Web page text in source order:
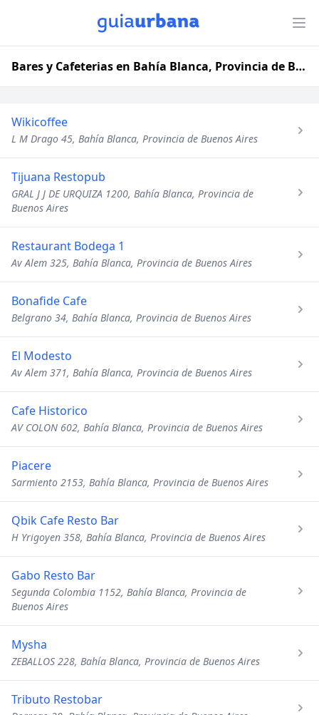
Bares y Cafeterias en Bahía Blanca, Provincia de Buenos Aires
Wikicoffee
L M Drago 45, Bahía Blanca, Provincia de Buenos Aires
Tijuana Restopub
GRAL J J DE URQUIZA 1200, Bahía Blanca, Provincia de
Buenos Aires
Restaurant Bodega 1
Av Alem 325, Bahía Blanca, Provincia de Buenos Aires
Bonafide Cafe
Belgrano 34, Bahía Blanca, Provincia de Buenos Aires
El Modesto
Av Alem 371, Bahía Blanca, Provincia de Buenos Aires
Cafe Historico
AV COLON 602, Bahía Blanca, Provincia de Buenos Aires
Piacere
Sarmiento 2153, Bahía Blanca, Provincia de Buenos Aires
Qbik Cafe Resto Bar
H Yrigoyen 358, Bahía Blanca, Provincia de Buenos Aires
Gabo Resto Bar
Segunda Colombia 1152, Bahía Blanca, Provincia de
Buenos Aires
Mysha
ZEBALLOS 228, Bahía Blanca, Provincia de Buenos Aires
Tributo Restobar